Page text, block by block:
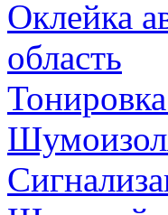
Оклейка
область